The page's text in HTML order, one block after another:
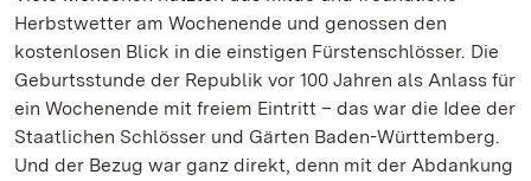
Herbstwetter am Wochenende und genossen den
kostenlosen Blick in die einstigen Fürstenschlösser. Die
Geburtsstunde der Republik vor 100 Jahren als Anlass für
ein Wochenende mit freiem Eintritt – das war die Idee der
Staatlichen Schlösser und Gärten Baden-Württemberg.
Und der Bezug war ganz direkt, denn mit der Abdankung